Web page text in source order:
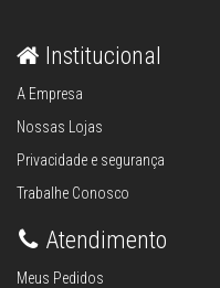
Institucional
A Empresa
Nossas Lojas
Privacidade e segurança
Trabalhe Conosco
Atendimento
Meus Pedidos